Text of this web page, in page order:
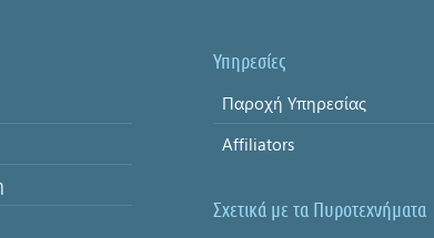
Υπηρεσίες
Παροχή Υπηρεσίας
Affiliators
Σχετικά με τα Πυροτεχνήματα